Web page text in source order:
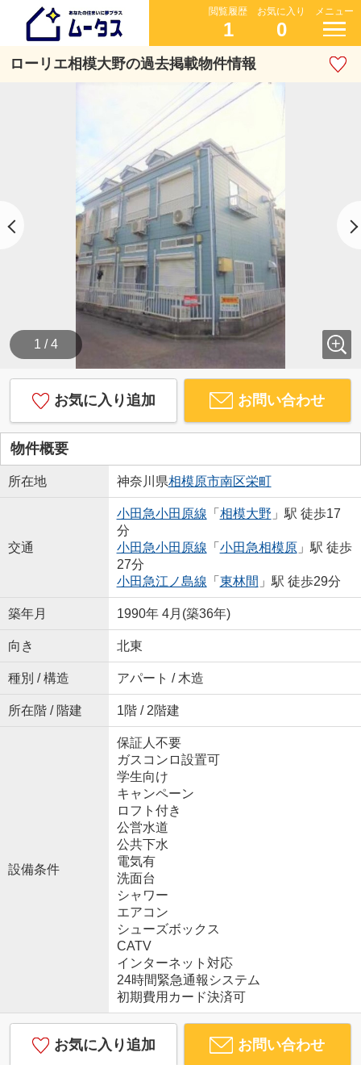
閲覧履歴
1
お気に入り
0
メニュー
ローリエ相模大野の過去掲載物件情報
1 / 4
お気に入り追加 お問い合わせ
物件概要
所在地 神奈川県相模原市南区栄町
交通
小田急小田原線 「 相模大野 」駅 徒歩17
分
小田急小田原線 「 小田急相模原」駅 徒歩
27分
小田急江ノ島線 「 東林間 」駅 徒歩29分
築年月 1990年 4月(築36年)
向き 北東
種別 / 構造 アパート / 木造
所在階 / 階建 1階 / 2階建
設備条件
保証人不要
ガスコンロ設置可
学生向け
キャンペーン
ロフト付き
公営水道
公共下水
電気有
洗面台
シャワー
エアコン
シューズボックス
CATV
インターネット対応
24時間緊急通報システム
初期費用カード決済可
お気に入り追加 お問い合わせ